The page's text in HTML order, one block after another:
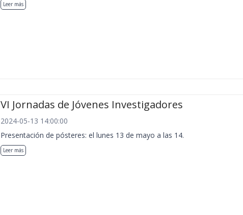
Leer más
VI Jornadas de Jóvenes Investigadores
2024-05-13 14:00:00
Presentación de pósteres: el lunes 13 de mayo a las 14.
Leer más